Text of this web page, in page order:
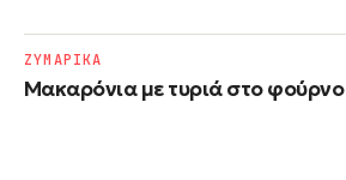
Μακαρόνια με τυριά στο φούρνο
ΖΥΜΑΡΙΚΑ